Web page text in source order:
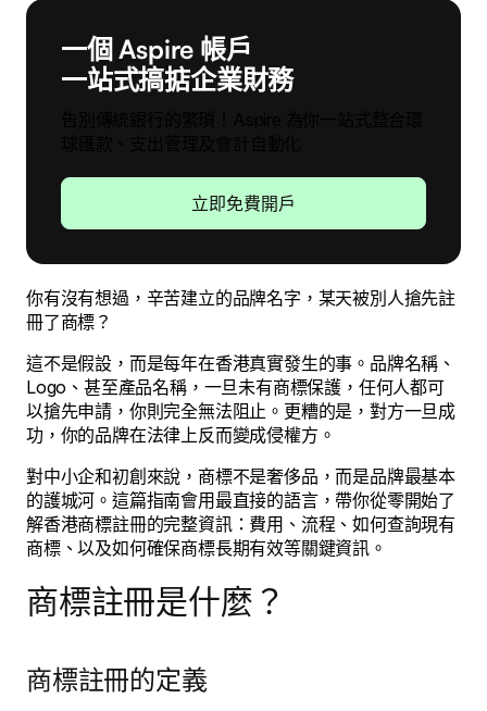
一個 Aspire 帳戶
一站式搞掂企業財務
立即免費開戶
你有沒有想過，辛苦建立的品牌名字，某天被別人搶先註
冊了商標？
這不是假設，而是每年在香港真實發生的事。品牌名稱、
Logo、甚至產品名稱，一旦未有商標保護，任何人都可
以搶先申請，你則完全無法阻止。更糟的是，對方一旦成
功，你的品牌在法律上反而變成侵權方。
對中小企和初創來說，商標不是奢侈品，而是品牌最基本
的護城河。這篇指南會用最直接的語言，帶你從零開始了
解香港商標註冊的完整資訊：費用、流程、如何查詢現有
商標、以及如何確保商標長期有效等關鍵資訊。
商標註冊是什麼？
商標註冊的定義